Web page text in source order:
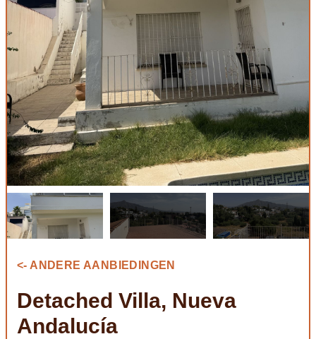
<- ANDERE AANBIEDINGEN
Detached Villa, Nueva
Andalucía